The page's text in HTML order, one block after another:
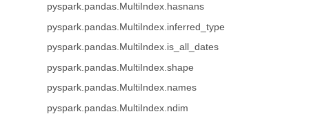
pyspark.pandas.MultiIndex.hasnans
pyspark.pandas.MultiIndex.inferred_type
pyspark.pandas.MultiIndex.is_all_dates
pyspark.pandas.MultiIndex.shape
pyspark.pandas.MultiIndex.names
pyspark.pandas.MultiIndex.ndim